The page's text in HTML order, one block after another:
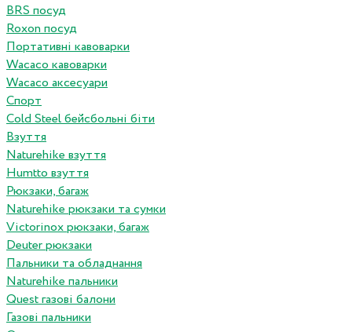
BRS посуд
Roxon посуд
Портативні кавоварки
Wacaco кавоварки
Wacaco аксесуари
Спорт
Cold Steel бейсбольні біти
Взуття
Naturehike взуття
Humtto взуття
Рюкзаки, багаж
Naturehike рюкзаки та сумки
Victorinox рюкзаки, багаж
Deuter рюкзаки
Пальники та обладнання
Naturehike пальники
Quest газові балони
Газові пальники